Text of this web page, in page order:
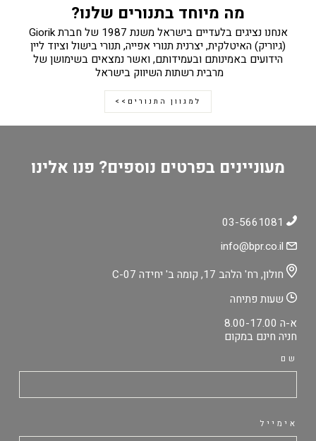
מה מיוחד בתנורים שלנו?
אנחנו נציגים בלעדיים בישראל משנת 1987 של חברת Giorik
(גיוריק) האיטלקית, יצרנית תנורי אפייה, תנורי בישול וציוד ליין
הידועים באמינותם ובעמידותם, ואשר נמצאים בשימושן של
מרבית רשתות השיווק בישראל
למגוון התנורים>>
מעוניינים בפרטים נוספים? פנו אלינו
חולון, רח' הלהב 17, קומה ב' יחידה C-07
שעות פתיחה
א-ה 8.00-17.00
חניה חינם במקום
שם
אימייל